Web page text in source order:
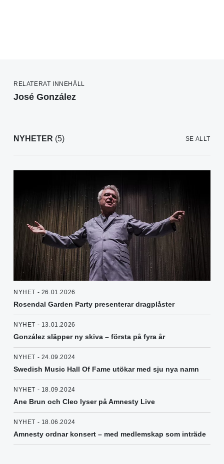
RELATERAT INNEHÅLL
José González
NYHETER (5) SE ALLT
NYHET - 26.01.2026
Rosendal Garden Party presenterar dragplåster
NYHET - 13.01.2026
González släpper ny skiva – första på fyra år
NYHET - 24.09.2024
Swedish Music Hall Of Fame utökar med sju nya namn
NYHET - 18.09.2024
Ane Brun och Cleo lyser på Amnesty Live
NYHET - 18.06.2024
Amnesty ordnar konsert – med medlemskap som inträde